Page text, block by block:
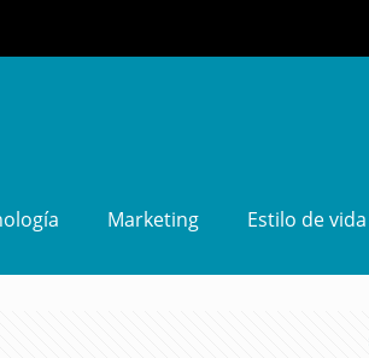
Marketing Estilo de vida